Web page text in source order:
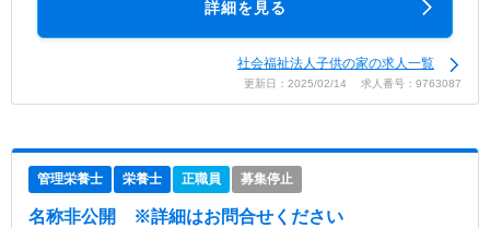
詳細を見る
社会福祉法人子供の家の求人一覧
更新日：2025/02/14 求人番号：9763087
管理栄養士 栄養士 正職員 募集停止
名称非公開 ※詳細はお問合せください